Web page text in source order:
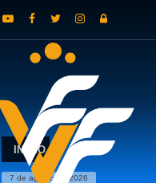
INICIO
7 de agosto de 2026